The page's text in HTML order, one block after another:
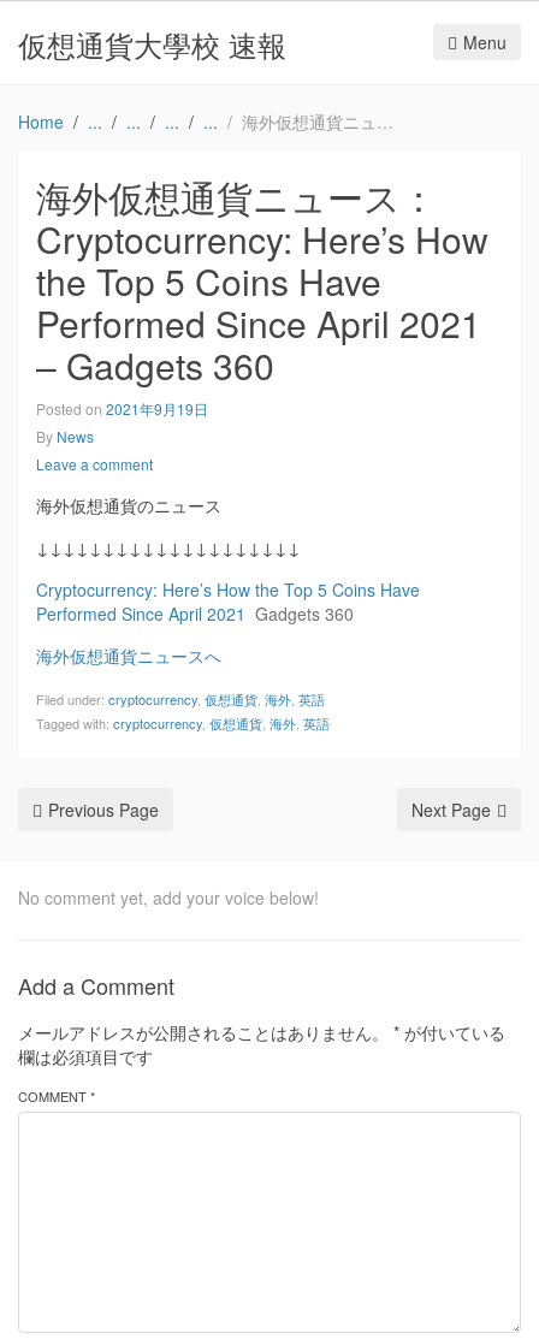
仮想通貨大學校 速報 Menu
Home 海外仮想通貨ニュース：Cryptocurrency: Here’s How the Top 5 Coins Have Performed Since April 2021 – Gadgets 360
海外仮想通貨ニュース：
Cryptocurrency: Here’s How
the Top 5 Coins Have
Performed Since April 2021
– Gadgets 360
Posted on 2021年9月19日
By News
Leave a comment
海外仮想通貨のニュース
↓↓↓↓↓↓↓↓↓↓↓↓↓↓↓↓↓↓↓↓
Cryptocurrency: Here’s How the Top 5 Coins Have
Performed Since April 2021 Gadgets 360
海外仮想通貨ニュースへ
Filed under: cryptocurrency 仮想通貨 海外 英語
Tagged with: cryptocurrency 仮想通貨 海外 英語
Previous Page Next Page
No comment yet, add your voice below!
Add a Comment
メールアドレスが公開されることはありません。 * が付いている
欄は必須項目です
COMMENT *